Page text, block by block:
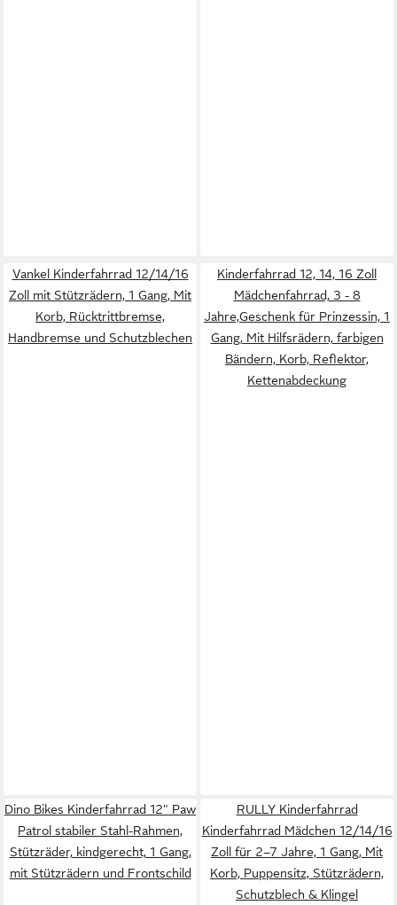
Vankel Kinderfahrrad 12/14/16
Zoll mit Stützrädern, 1 Gang, Mit
Korb, Rücktrittbremse,
Handbremse und Schutzblechen
Kinderfahrrad 12, 14, 16 Zoll
Mädchenfahrrad, 3 - 8
Jahre,Geschenk für Prinzessin, 1
Gang, Mit Hilfsrädern, farbigen
Bändern, Korb, Reflektor,
Kettenabdeckung
Dino Bikes Kinderfahrrad 12" Paw
Patrol stabiler Stahl-Rahmen,
Stützräder, kindgerecht, 1 Gang,
mit Stützrädern und Frontschild
RULLY Kinderfahrrad
Kinderfahrrad Mädchen 12/14/16
Zoll für 2–7 Jahre, 1 Gang, Mit
Korb, Puppensitz, Stützrädern,
Schutzblech & Klingel